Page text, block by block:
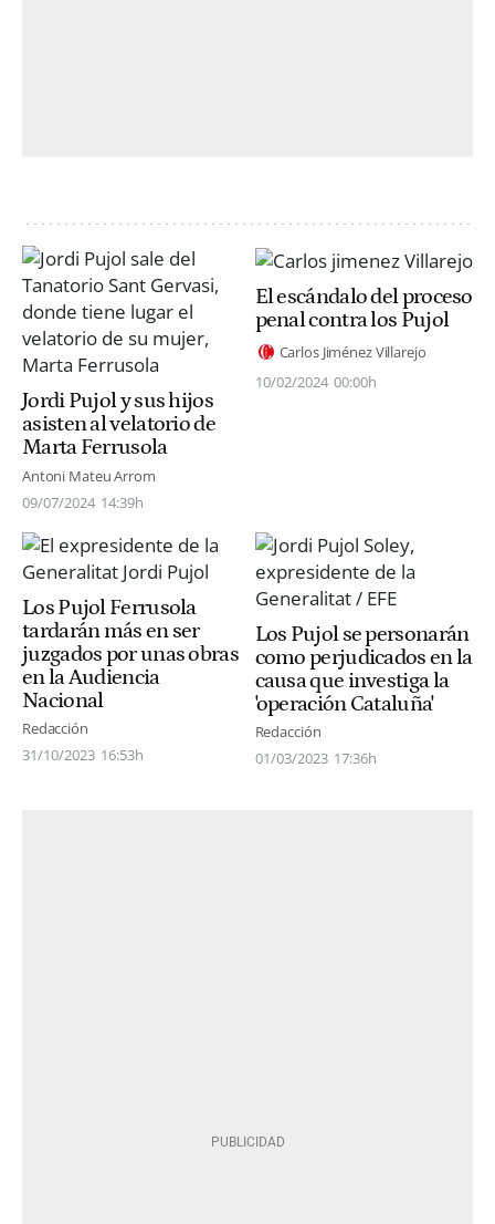
Jordi Pujol y sus hijos
asisten al velatorio de
Marta Ferrusola
Antoni Mateu Arrom
09/07/2024 14:39h
El escándalo del proceso
penal contra los Pujol
Carlos Jiménez Villarejo
10/02/2024 00:00h
Los Pujol Ferrusola
tardarán más en ser
juzgados por unas obras
en la Audiencia
Nacional
Redacción
31/10/2023 16:53h
Los Pujol se personarán
como perjudicados en la
causa que investiga la
'operación Cataluña'
Redacción
01/03/2023 17:36h